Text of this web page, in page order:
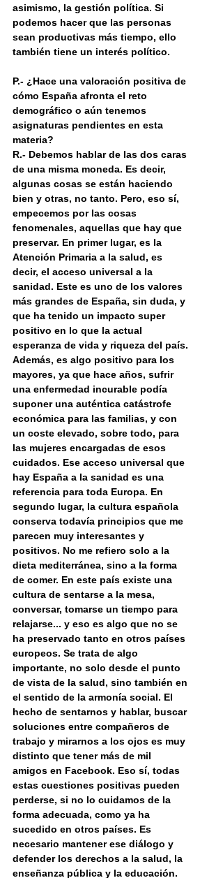
asimismo, la gestión política. Si
podemos hacer que las personas
sean productivas más tiempo, ello
también tiene un interés político.
P.- ¿Hace una valoración positiva de
cómo España afronta el reto
demográfico o aún tenemos
asignaturas pendientes en esta
materia?
R.- Debemos hablar de las dos caras
de una misma moneda. Es decir,
algunas cosas se están haciendo
bien y otras, no tanto. Pero, eso sí,
empecemos por las cosas
fenomenales, aquellas que hay que
preservar. En primer lugar, es la
Atención Primaria a la salud, es
decir, el acceso universal a la
sanidad. Este es uno de los valores
más grandes de España, sin duda, y
que ha tenido un impacto super
positivo en lo que la actual
esperanza de vida y riqueza del país.
Además, es algo positivo para los
mayores, ya que hace años, sufrir
una enfermedad incurable podía
suponer una auténtica catástrofe
económica para las familias, y con
un coste elevado, sobre todo, para
las mujeres encargadas de esos
cuidados. Ese acceso universal que
hay España a la sanidad es una
referencia para toda Europa. En
segundo lugar, la cultura española
conserva todavía principios que me
parecen muy interesantes y
positivos. No me refiero solo a la
dieta mediterránea, sino a la forma
de comer. En este país existe una
cultura de sentarse a la mesa,
conversar, tomarse un tiempo para
relajarse... y eso es algo que no se
ha preservado tanto en otros países
europeos. Se trata de algo
importante, no solo desde el punto
de vista de la salud, sino también en
el sentido de la armonía social. El
hecho de sentarnos y hablar, buscar
soluciones entre compañeros de
trabajo y mirarnos a los ojos es muy
distinto que tener más de mil
amigos en Facebook. Eso sí, todas
estas cuestiones positivas pueden
perderse, si no lo cuidamos de la
forma adecuada, como ya ha
sucedido en otros países. Es
necesario mantener ese diálogo y
defender los derechos a la salud, la
enseñanza pública y la educación.